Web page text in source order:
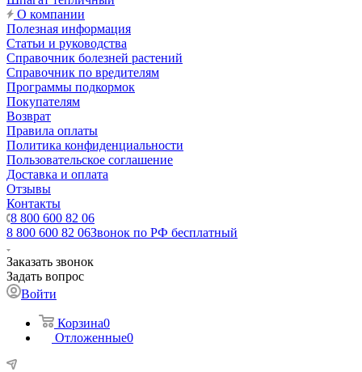
О компании
Полезная информация
Статьи и руководства
Справочник болезней растений
Справочник по вредителям
Программы подкормок
Покупателям
Возврат
Правила оплаты
Политика конфиденциальности
Пользовательское соглашение
Доставка и оплата
Отзывы
Контакты
8 800 600 82 06
8 800 600 82 06Звонок по РФ бесплатный
Заказать звонок
Задать вопрос
Войти
Корзина0
Отложенные0